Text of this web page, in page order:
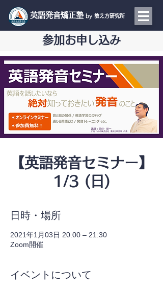
​英語発音矯正塾 by 教え方研究所
参加お申し込み
【英語発音セミナー】
1/3 (日)
日時・場所
2021年1月03日 20:00 – 21:30
Zoom開催
イベントについて